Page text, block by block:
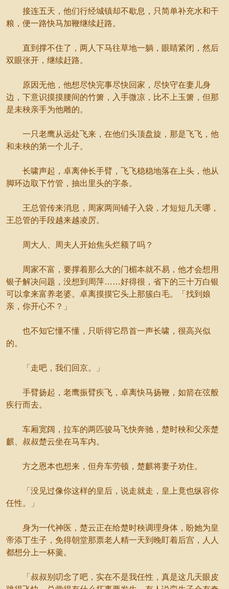
接连五天，他们行经城镇却不歇息，只简单补充水和干
粮，便一路快马加鞭继续赶路。
直到撑不住了，两人下马往草地一躺，眼睛紧闭，然后
双眼张开，继续赶路。
原因无他，他想尽快完事尽快回家，尽快守在妻儿身
边，下意识摸摸腰间的竹箫，入手微凉，比不上玉箫，但那
是未秧亲手为他雕的。
一只老鹰从远处飞来，在他们头顶盘旋，那是飞飞，他
和未秧的第一个儿子。
长啸声起，卓离伸长手臂，飞飞稳稳地落在上头，他从
脚环边取下竹管，抽出里头的字条。
王总管传来消息，周家两间铺子入袋，才短短几天哪，
王总管的手段越来越凌厉。
周大人、周夫人开始焦头烂额了吗？
周家不富，要撑着那么大的门楣本就不易，他才会想用
银子解决问题，没想到周萍……好得很，省下的三十万白银
可以拿来富养老婆。卓离摸摸它头上那簇白毛。「找到娘
亲，你开心不？」
也不知它懂不懂，只听得它昂首一声长啸，很高兴似
的。
「走吧，我们回京。」
手臂扬起，老鹰振臂疾飞，卓离快马扬鞭，如箭在弦般
疾行而去。
车厢宽阔，拉车的两匹骏马飞快奔驰，楚时秧和父亲楚
麒、叔叔楚云坐在马车内。
方之恩本也想来，但舟车劳顿，楚麒将妻子劝住。
「没见过像你这样的皇后，说走就走，皇上竟也纵容你
任性。」
身为一代神医，楚云正在给楚时秧调理身体，盼她为皇
帝添丁生子，免得朝堂那票老人精一天到晚盯着后宫，人人
都想分上一杯羹。
「叔叔别叨念了吧，实在不是我任性，真是这几天眼皮